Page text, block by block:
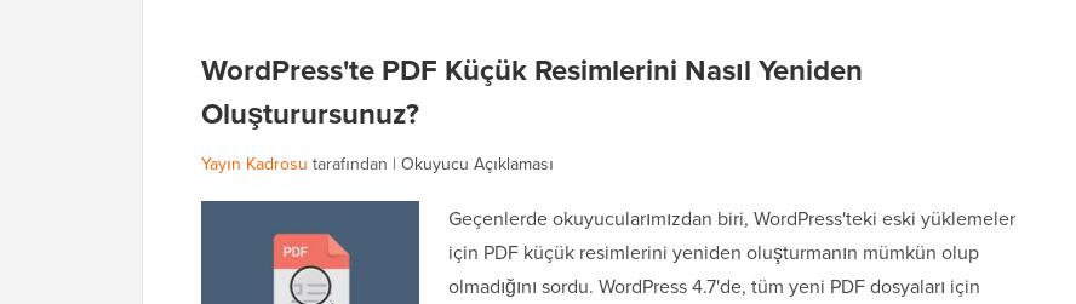
WordPress'te PDF Küçük Resimlerini Nasıl Yeniden
Oluşturursunuz?
Yayın Kadrosu tarafından | Okuyucu Açıklaması
Geçenlerde okuyucularımızdan biri, WordPress'teki eski yüklemeler
için PDF küçük resimlerini yeniden oluşturmanın mümkün olup
olmadığını sordu. WordPress 4.7'de, tüm yeni PDF dosyaları için